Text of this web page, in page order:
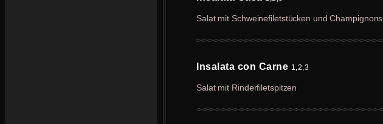
Salat mit Schweinefiletstücken und Champignons
lnsalata con Carne 1,2,3
Salat mit Rinderfiletspitzen